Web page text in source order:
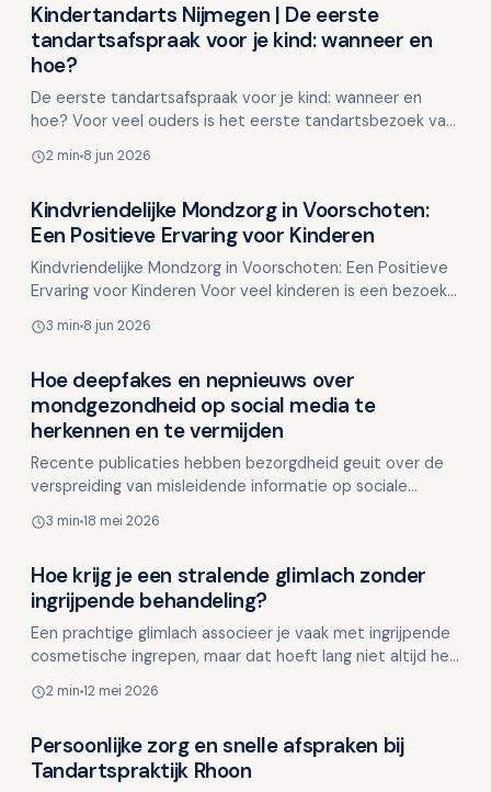
Overig nieuws
Kindertandarts Nijmegen | De eerste
tandartsafspraak voor je kind: wanneer en
hoe?
De eerste tandartsafspraak voor je kind: wanneer en
hoe? Voor veel ouders is het eerste tandartsbezoek van
veelvoorkomende…
2 min 8 jun 2026
Overig nieuws
Kindvriendelijke Mondzorg in Voorschoten:
Een Positieve Ervaring voor Kinderen
Kindvriendelijke Mondzorg in Voorschoten: Een Positieve
Ervaring voor Kinderen Voor veel kinderen is een bezoek
3 min 8 jun 2026
Overig nieuws
Hoe deepfakes en nepnieuws over
mondgezondheid op social media te
herkennen en te vermijden
Recente publicaties hebben bezorgdheid geuit over de
verspreiding van misleidende informatie op sociale
Op…
3 min 18 mei 2026
Overig nieuws
Hoe krijg je een stralende glimlach zonder
ingrijpende behandeling?
Een prachtige glimlach associeer je vaak met ingrijpende
cosmetische ingrepen, maar dat hoeft lang niet altijd het
2 min 12 mei 2026
Overig nieuws
Persoonlijke zorg en snelle afspraken bij
Tandartspraktijk Rhoon